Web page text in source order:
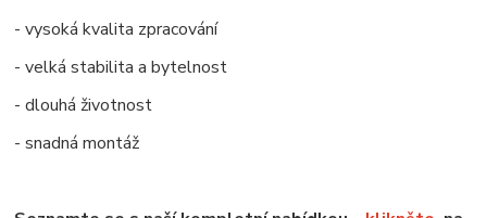
- vysoká kvalita zpracování
- velká stabilita a bytelnost
- dlouhá životnost
- snadná montáž